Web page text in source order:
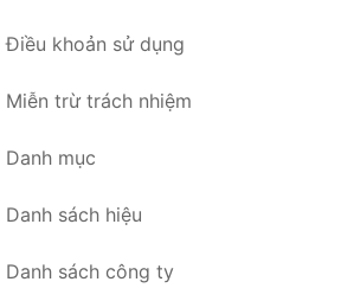
Điều khoản sử dụng
Miễn trừ trách nhiệm
Danh mục
Danh sách hiệu
Danh sách công ty